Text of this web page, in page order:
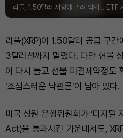
리플, 1.50달러 저항에 밀려 약세…
리플(XRP)이 1.50달러 공급 구
3달러선까지 밀렸다. 다만 현물
이 다시 늘고 선물 미결제약정도
'조심스러운 낙관론'이 남아 있다.
미국 상원 은행위원회가 ‘디지털
Act)을 통과시킨 가운데서도,